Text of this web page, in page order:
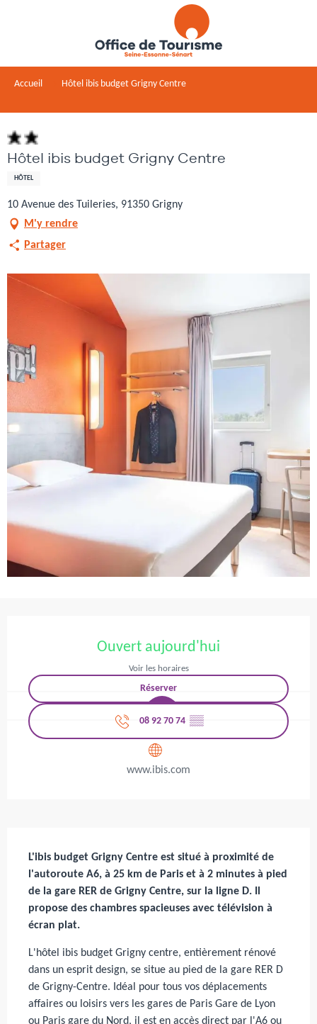
Accueil Hôtel ibis budget Grigny Centre
Hôtel ibis budget Grigny Centre
HÔTEL
10 Avenue des Tuileries, 91350 Grigny
M'y rendre
Partager
Ouvert aujourd'hui
Voir les horaires
Réserver
08 92 70 74 ▒▒
www.ibis.com
L'ibis budget Grigny Centre est situé à proximité de
l'autoroute A6, à 25 km de Paris et à 2 minutes à pied
de la gare RER de Grigny Centre, sur la ligne D. Il
propose des chambres spacieuses avec télévision à
écran plat.
L'hôtel ibis budget Grigny centre, entièrement rénové
dans un esprit design, se situe au pied de la gare RER D
de Grigny-Centre. Idéal pour tous vos déplacements
affaires ou loisirs vers les gares de Paris Gare de Lyon
ou Paris gare du Nord, il est en accès direct par l'A6 ou